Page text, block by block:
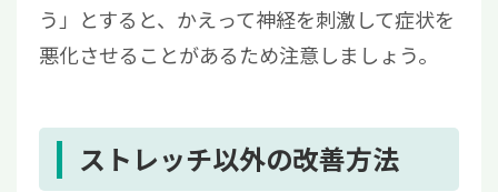
う」とすると、かえって神経を刺激して症状を
悪化させることがあるため注意しましょう。
ストレッチ以外の改善方法